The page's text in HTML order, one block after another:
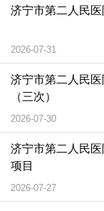
济宁市第二人民
2026-07-31
济宁市第二人民
（三次）
2026-07-30
济宁市第二人民
项目
2026-07-27